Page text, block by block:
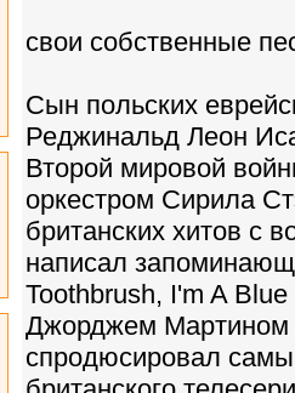
свои собственные
Сын польских
Реджинальд Леон
Второй мировой
оркестром Сирила
британских хитов с
написал
Toothbrush, I'm A
Джорджем Мартином
спродюсировал